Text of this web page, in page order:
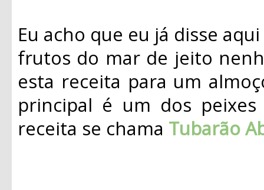
Eu acho que eu já disse
frutos do mar de jeito
esta receita para um
principal é um dos
receita se chama Tubarão